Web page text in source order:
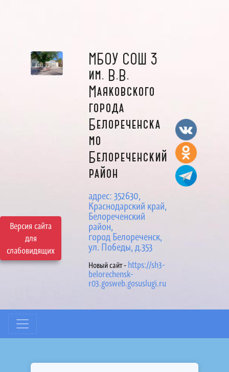
Версия сайта
для
слабовидящих
МБОУ СОШ 3
им. В.В.
Маяковского
города
Белореченска
мо
Белореченский
район
адрес: 352630,
Краснодарский край,
Белореченский
район,
город Белореченск,
ул. Победы, д.353
Новый сайт - https://sh3-
belorechensk-
r03.gosweb.gosuslugi.ru